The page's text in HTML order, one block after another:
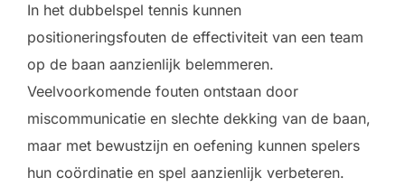
In het dubbelspel tennis kunnen
positioneringsfouten de effectiviteit van een team
op de baan aanzienlijk belemmeren.
Veelvoorkomende fouten ontstaan door
miscommunicatie en slechte dekking van de baan,
maar met bewustzijn en oefening kunnen spelers
hun coördinatie en spel aanzienlijk verbeteren.